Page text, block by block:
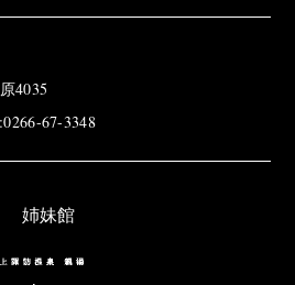
4035
67-3348
姉妹館